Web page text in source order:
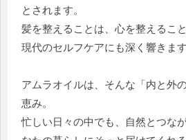
とされます。
髪を整えることは、心を整えるこ
現代のセルフケアにも深く響きます
アムラオイルは、そんな「内と外
恵み。
忙しい日々の中でも、自然とつな